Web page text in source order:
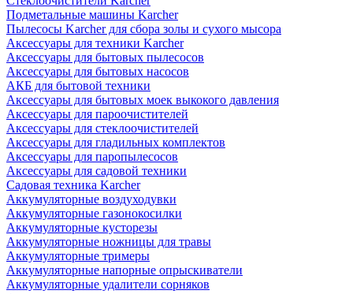
Подметальные машины Karcher
Пылесосы Karcher для сбора золы и сухого мысора
Аксессуары для техники Karcher
Аксессуары для бытовых пылесосов
Аксессуары для бытовых насосов
АКБ для бытовой техники
Аксессуары для бытовых моек выкокого давления
Аксессуары для пароочистителей
Аксессуары для стеклоочистителей
Аксессуары для гладильных комплектов
Аксессуары для паропылесосов
Аксессуары для садовой техники
Садовая техника Karcher
Аккумуляторные воздуходувки
Аккумуляторные газонокосилки
Аккумуляторные кусторезы
Аккумуляторные ножницы для травы
Аккумуляторные тримеры
Аккумуляторные напорные опрыскиватели
Аккумуляторные удалители сорняков